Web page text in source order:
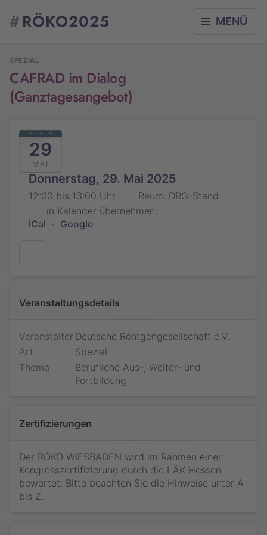
#RÖKO2025 MENÜ
SPEZIAL
CAFRAD im Dialog
(Ganztagesangebot)
29
MAI
Donnerstag, 29. Mai 2025
12:00 bis 13:00 Uhr ·
Raum: DRG-Stand
in Kalender übernehmen:
iCal · Google
Veranstaltungsdetails
Veranstalter Deutsche Röntgengesellschaft e.V.
Art
Spezial
Thema
Berufliche Aus-, Weiter- und
Fortbildung
Zertifizierungen
Der RÖKO WIESBADEN wird im Rahmen einer
Kongresszertifizierung durch die LÄK Hessen
bewertet. Bitte beachten Sie die Hinweise unter A
bis Z.